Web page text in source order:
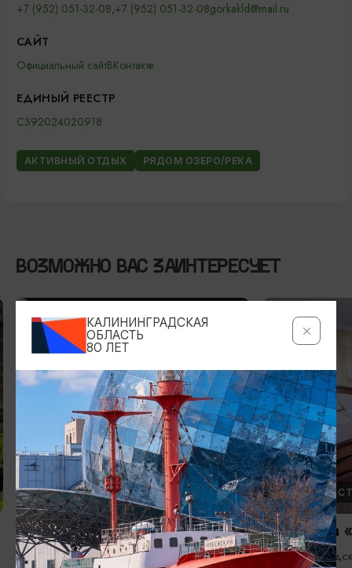
+7 (952) 051-32-08,+7 (952) 051-32-08gorkakld@mail.ru
САЙТ
Официальный сайтВКонтакте
ЕДИНЫЙ РЕЕСТР
С392024020918
АКТИВНЫЙ ОТДЫХ РЯДОМ ОЗЕРО/РЕКА
ВОЗМОЖНО ВАС ЗАИНТЕРЕСУЕТ
ОТЕЛИ, ГОСТИНИЦЫ
Гостиница и ресторан «Серый
Гусь»
ОТЕЛИ,
Гостиница
Зеленоградск
КАЛИНИНГРАДСКАЯ
ОБЛАСТЬ
80 ЛЕТ